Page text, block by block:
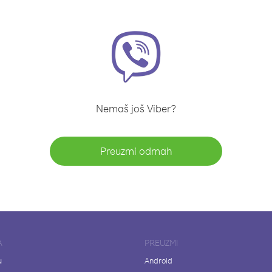
Nemaš još Viber?
Preuzmi odmah
PREUZMI
Android